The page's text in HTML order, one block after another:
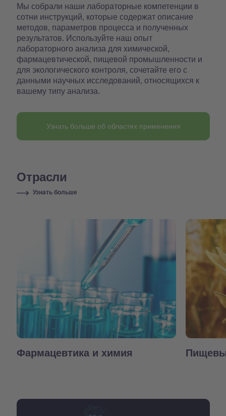
Мы собрали наши лабораторные компетенции в
сотни инструкций, которые содержат описание
методов, параметров процесса и полученных
результатов. Используйте наш опыт
лабораторного анализа для химической,
фармацевтической, пищевой промышленности и
для экологического контроля, сочетайте его с
данными научных исследований, относящихся к
вашему типу анализа.
Узнать больше об областях применения
Отрасли
Узнать больше
Фармацевтика и химия